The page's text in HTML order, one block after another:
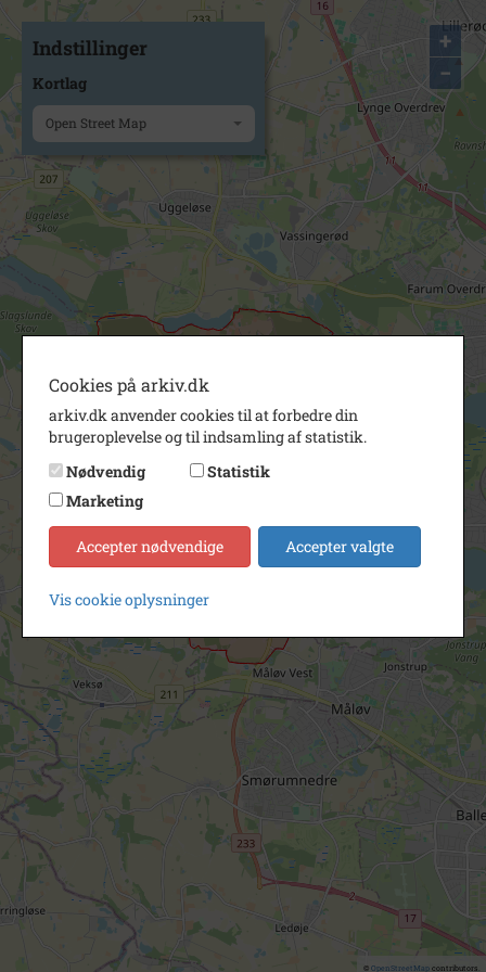
+
−
© OpenStreetMapcontributors.
Indstillinger
Kortlag
Open Street Map
Cookies på arkiv.dk
arkiv.dk anvender cookies til at forbedre din
brugeroplevelse og til indsamling af statistik.
Nødvendig
Statistik
Marketing
Accepter nødvendige Accepter valgte
Vis cookie oplysninger